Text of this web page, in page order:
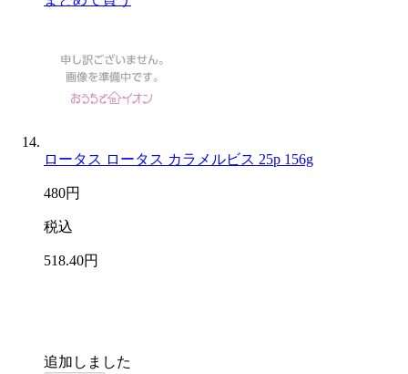
ロータス ロータス カラメルビス 25p 156g
480円
税込
518.40円
追加しました